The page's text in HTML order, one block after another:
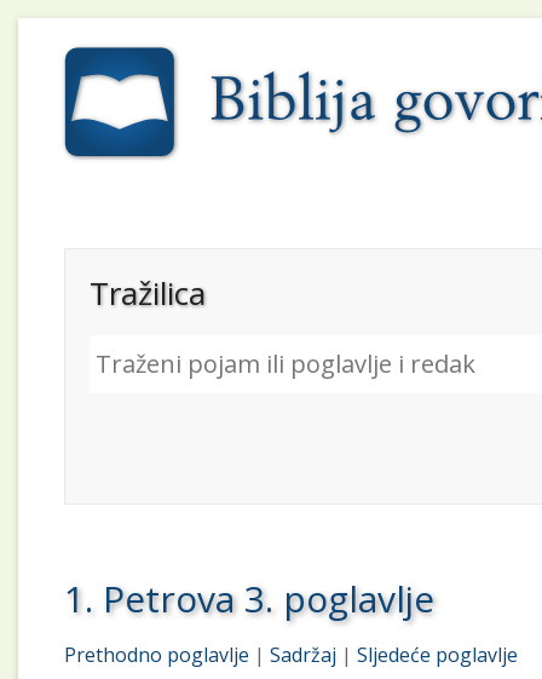
Tražilica
1. Petrova 3. poglavlje
Prethodno poglavlje |Sadržaj |Sljedeće poglavlje